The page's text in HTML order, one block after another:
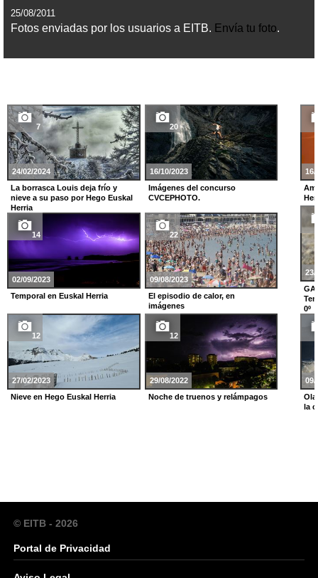
25/08/2011
Fotos enviadas por los usuarios a EITB. Envía tu foto.
7
24/02/2024
La borrasca Louis deja frío y
nieve a su paso por Hego Euskal
Herria
20
16/10/2023
Imágenes del concurso
CVCEPHOTO.
14
02/09/2023
Temporal en Euskal Herria
22
09/08/2023
El episodio de calor, en
imágenes
12
27/02/2023
Nieve en Hego Euskal Herria
12
29/08/2022
Noche de truenos y relámpagos
16/
23/
0º
09/
la
© EITB - 2026
Portal de Privacidad